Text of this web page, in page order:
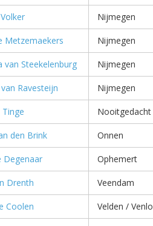
Nijmegen
Metzemaekers Nijmegen
van Steekelenburg Nijmegen
Ravesteijn Nijmegen
Tinge Nooitgedacht
den Brink Onnen
Degenaar Ophemert
Drenth Veendam
Coolen Velden / Venlo